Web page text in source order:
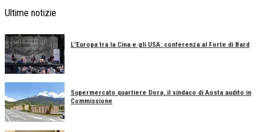
Ultime notizie
L'Europa tra la Cina e gli USA: conferenza al Forte di Bard
Supermercato quartiere Dora, il sindaco di Aosta audito in
Commissione